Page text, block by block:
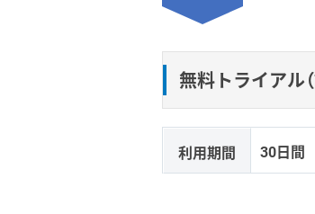
無料トライアル
利用期間 30日間